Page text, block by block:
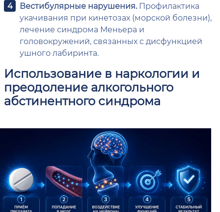
Вестибулярные нарушения.Профилактика
укачивания при кинетозах (морской болезни),
лечение синдрома Меньера и
головокружений, связанных с дисфункцией
ушного лабиринта.
Использование в наркологии и
преодоление алкогольного
абстинентного синдрома